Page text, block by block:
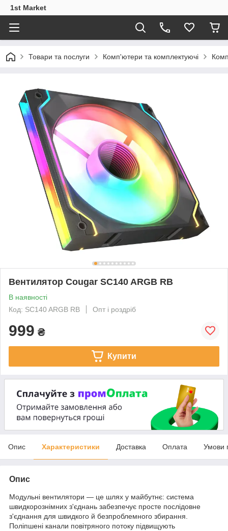
1st Market
Товари та послуги Комп'ютери та комплектуючі
Вентилятор Cougar SC140 ARGB RB
В наявності
Код: SC140 ARGB RB
Опт і роздріб
999 ₴
Купити
Опис Характеристики Доставка Оплата Умови
Опис
Модульні вентилятори — це шлях у майбутнє: система
швидкорознімних з'єднань забезпечує просте послідовне
з'єднання для швидкого й безпроблемного збирання.
Поліпшені канали повітряного потоку підвищують